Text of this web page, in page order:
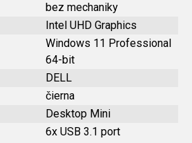
bez mechaniky
Intel UHD Graphics
Windows 11 Professional
64-bit
DELL
čierna
Desktop Mini
6x USB 3.1 port